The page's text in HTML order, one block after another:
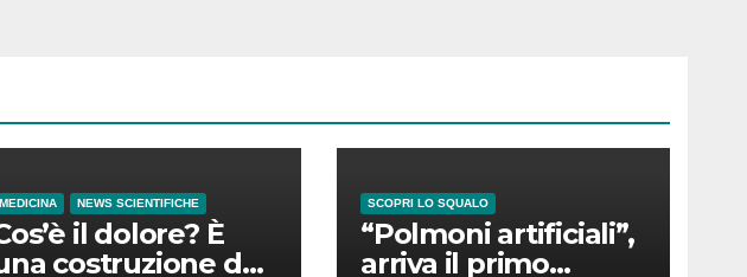
MEDICINA NEWS SCIENTIFICHE
il dolore? È
costruzione del
SCOPRI LO SQUALO
“Polmoni artificiali”,
arriva il primo